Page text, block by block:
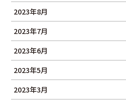
2023年8月
2023年7月
2023年6月
2023年5月
2023年3月